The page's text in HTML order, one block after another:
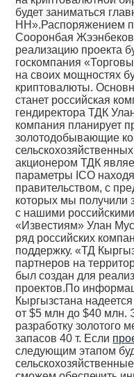
будет заниматься
НН».Распоряжением
Сооронбая
реализацию проекта
госкомпания
на своих мощностях
криптовалюты.
станет российская
гендиректора ТДК
компания планирует
золотодобывающие
акционером ТДК
параметры ICO
правительством, с
которых мы получили
с нашими
«Известиям» Улан
ряд российских
поддержку. «ТД
партнеров на
был создан для
проектов.По
Кыргызстана
от $5 млн до $40 млн.
разработку золотого
запасов 40 т. Если
следующим этапом